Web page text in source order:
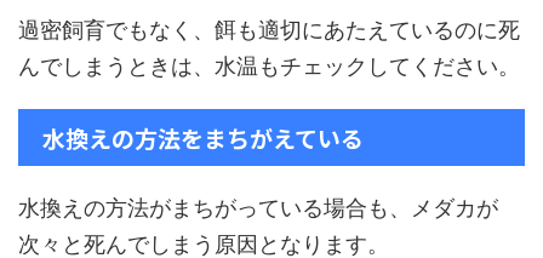
過密飼育でもなく、餌も適切にあたえているのに死
んでしまうときは、水温もチェックしてください。
水換えの方法をまちがえている
水換えの方法がまちがっている場合も、メダカが
次々と死んでしまう原因となります。